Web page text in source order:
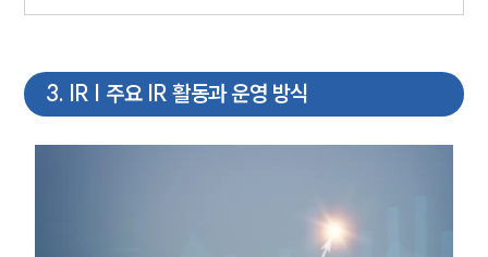
3. IR | 주요 IR 활동과 운영 방식